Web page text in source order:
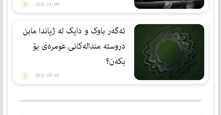
2021-11-06
ئەگەر باوک و دایک لە ژیاندا مابن
دروستە مندالەکانی عومرەی بۆ
بکەن؟
2021-09-09